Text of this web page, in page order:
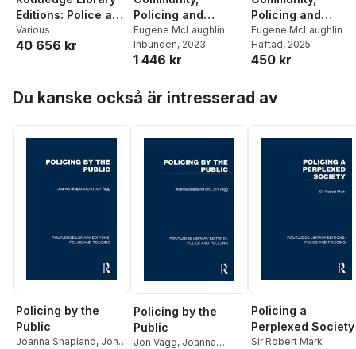
Editions: Police and
Policing
Various
40 656 kr
Policing and
Accountability
Eugene McLaughlin
Inbunden, 2023
1 446 kr
Policing and
Accountability
Eugene McLaughlin
Häftad, 2025
450 kr
Du kanske också är intresserad av
Policing by the
Public
Joanna Shapland, Jon
Policing by the
Public
Jon Vagg, Joanna
Policing a
Perplexed Society
Sir Robert Mark